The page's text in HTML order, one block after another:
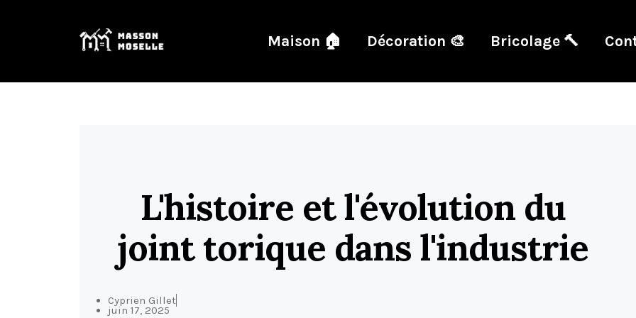
Maison 🏠 Décoration 🎨 Bricolage 🔨
L'histoire et l'évolution du
joint torique dans l'industrie
Cyprien Gillet
juin 17, 2025